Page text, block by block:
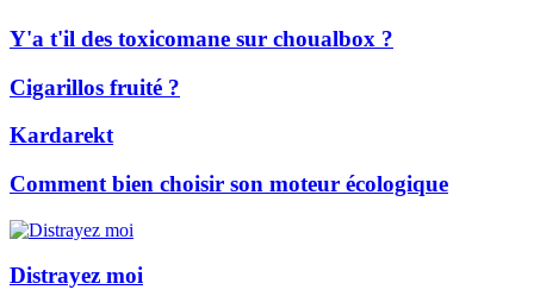
Y'a t'il des toxicomane sur choualbox ?
Cigarillos fruité ?
Kardarekt
Comment bien choisir son moteur écologique
Distrayez moi